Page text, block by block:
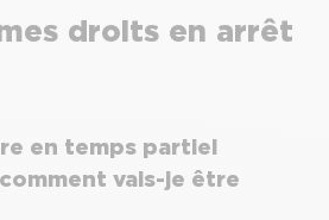
droits en arrêt
en temps partiel
vais-je être